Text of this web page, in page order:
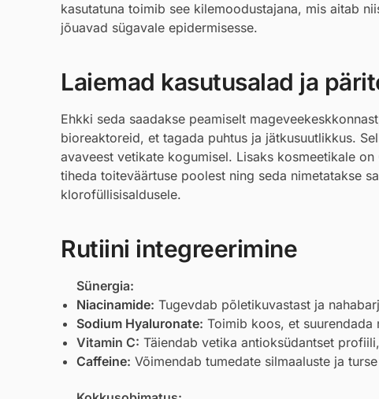
kasutatuna toimib see kilemoodustajana, mis aitab
jõuavad sügavale epidermisesse.
Laiemad kasutusalad ja
Ehkki seda saadakse peamiselt
bioreaktoreid, et tagada puhtus ja jätkusuutlikkus.
avaveest vetikate kogumisel. Lisaks kosmeetikale
tiheda toiteväärtuse poolest ning seda nimetatakse
klorofüllisisaldusele.
Rutiini integreerimine
Sünergia:
Niacinamide: Tugevdab põletikuvastast ja
Sodium Hyaluronate: Toimib koos, et suurendada
Vitamin C: Täiendab vetika antioksüdantset
Caffeine: Võimendab tumedate silmaaluste ja